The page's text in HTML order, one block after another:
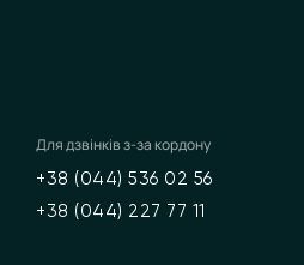
Для дзвінків з-за кордону
+38 (044) 536 02 56
+38 (044) 227 77 11